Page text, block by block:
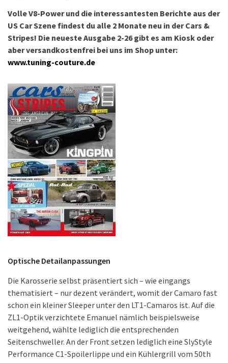
Stripes! Die neueste Ausgabe 2-26 gibt es am Kiosk oder
aber versandkostenfrei bei uns im Shop unter:
www.tuning-couture.de
Optische Detailanpassungen
Die Karosserie selbst präsentiert sich – wie eingangs
schon ein kleiner Sleeper unter den LT1-Camaros ist. Auf die
ZL1-Optik verzichtete Emanuel nämlich beispielsweise
weitgehend, wählte lediglich die entsprechenden
Seitenschweller. An der Front setzen lediglich eine SlyStyle
Performance C1-Spoilerlippe und ein Kühlergrill vom 50th
anniversary-Jubiläumsmodell feine Akzente. Getönte
Scheiben und dunkle Rückleuchten samt des Bremslichts